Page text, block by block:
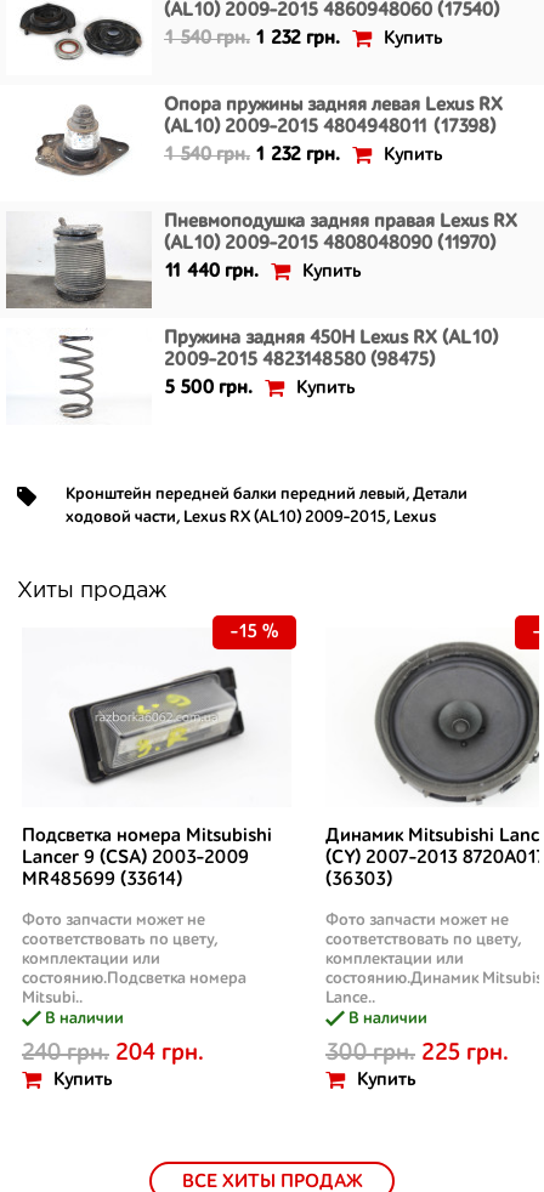
(AL10) 2009-2015 4860948060 (17540)
1 540 грн. 1 232 грн. Купить
Опора пружины задняя левая Lexus RX
(AL10) 2009-2015 4804948011 (17398)
1 540 грн. 1 232 грн. Купить
Пневмоподушка задняя правая Lexus RX
(AL10) 2009-2015 4808048090 (11970)
11 440 грн.
Купить
Пружина задняя 450H Lexus RX (AL10)
2009-2015 4823148580 (98475)
5 500 грн.
Купить
Кронштейн передней балки передний левый, Детали
ходовой части, Lexus RX (AL10) 2009-2015, Lexus
Хиты продаж
Подсветка номера Mitsubishi
Lancer 9 (CSA) 2003-2009
MR485699 (33614)
Фото запчасти может не
соответствовать по цвету,
комплектации или
состоянию.Подсветка номера
Mitsubi..
В наличии
240 грн. 204 грн.
Купить
-15 %
Динамик Mitsubishi
(CY) 2007-2013
(36303)
Фото запчасти может не
соответствовать по цвету,
комплектации или
состоянию.Динамик
Lance..
В наличии
300 грн. 225 грн.
Купить
-
ВСЕ ХИТЫ ПРОДАЖ